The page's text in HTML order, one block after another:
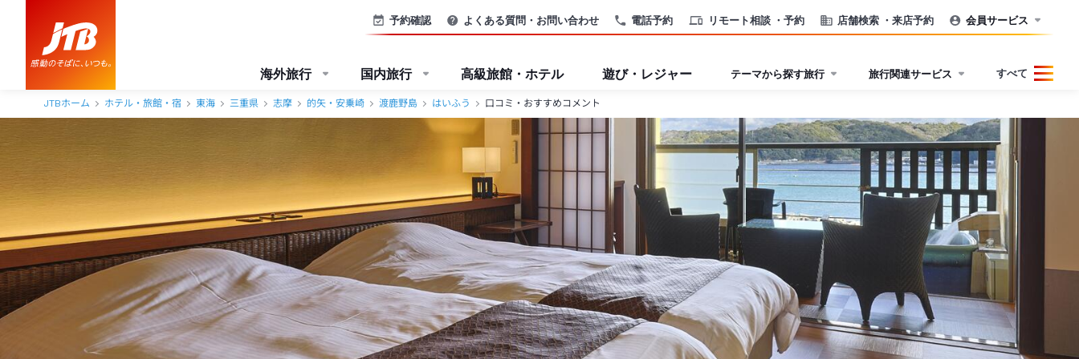
電話予約 リモート相談 ・予約 店舗検索 ・来店予約
予約確認 よくある質問・お問い合わせ 会員サービス
海外旅行 国内旅行 高級旅館・ホテル 遊び・レジャー テーマから探す旅行 旅行関連サービス すべて
JTBホーム ホテル・旅館・宿 東海 三重県 志摩 的矢・安乗崎 渡鹿野島 はいふう 口コミ・おすすめコメント